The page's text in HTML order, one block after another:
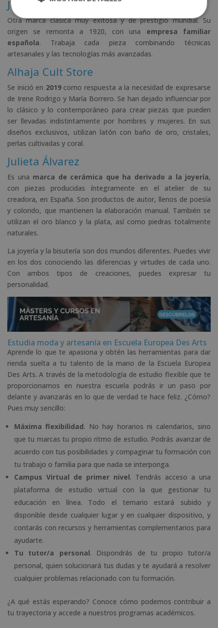
Joyería Tous
Otra marca clásica muy exitosa y de prestigio mundial. Su
origen se remonta a 1920, con una empresa familiar
española. Trabaja cada pieza combinando técnicas
artesanales y las tecnologías más avanzadas.
Alhaja Cult Store
Se inició en 2019como respuesta a la necesidad de expresarse
de Irene Rodrigo y María Borrero. Se han dejado influenciar por
lo clásico y lo contemporáneo para crear piezas que pueden
ser llevadas indistintamente por hombres y mujeres. En sus
diseños exclusivos, utilizan latón con baño de oro, cristales,
perlas cultivadas y coral.
Julieta Álvarez
Es una marca de cerámica que ha derivado a la joyería,
con piezas producidas íntegramente en el atelier de su
creadora, en España. Son productos de autor, llenos de poesía
y colorido, que mantienen la elaboración manual. También se
utilizan el oro blanco y la plata, así como piedras totalmente
naturales.
La joyería y la bisutería son dos mundos diferentes. Puedes vivir
en los dos conociendo las diferencias y virtudes de cada uno.
Con ambos tipos de creaciones, puedes expresar tu
personalidad.
Estudia moda y artesanía en Escuela Europea Des Arts
Aprende lo que te apasiona y obtén las herramientas para dar
rienda suelta a tu talento de la mano de la Escuela Europea
Des Arts. A través de la metodología de estudio flexible que te
proporcionamos en nuestra escuela podrás ir un paso por
delante y avanzarás en lo que de verdad te hace feliz. ¿Cómo?
Pues muy sencillo:
Máxima flexibilidad. No hay horarios ni calendarios, sino
que tu marcas tu propio ritmo de estudio. Podrás avanzar de
acuerdo con tus posibilidades y compaginar tu formación con
tu trabajo o familia para que nada se interponga.
Campus Virtual de primer nivel. Tendrás acceso a una
plataforma de estudio virtual con la que gestionar tu
educación en línea. Todo el temario estará subido y
disponible desde cualquier lugar y en cualquier dispositivo, y
contarás con recursos y herramientas complementarios para
ayudarte.
Tu tutor/a personal. Dispondrás de tu propio tutor/a
personal, quien solucionará tus dudas y te ayudará a resolver
cualquier problemas relacionado con tu formación.
¿A qué estás esperando? Conoce cómo podemos contribuir a
tu trayectoria y accede a nuestros programas académicos.